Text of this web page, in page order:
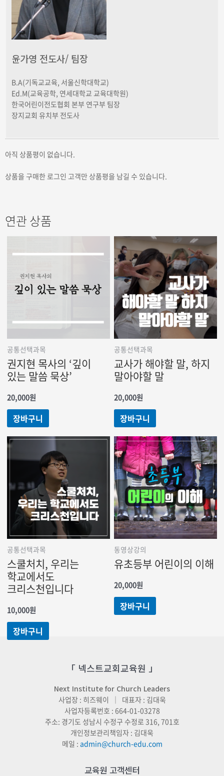
윤가영 전도사/ 팀장
B.A(기독교교육, 서울신학대학교)
Ed.M(교육공학, 연세대학교 교육대학원)
한국어린이전도협회 본부 연구부 팀장
장지교회 유치부 전도사
아직 상품평이 없습니다.
상품을 구매한 로그인 고객만 상품평을 남길 수 있습니다.
연관 상품
공통선택과목
권지현 목사의 ‘깊이
있는 말씀 묵상’
20,000원
장바구니
공통선택과목
교사가 해야할 말, 하지
말아야할 말
20,000원
장바구니
공통선택과목
스쿨처치, 우리는
학교에서도
크리스천입니다
10,000원
장바구니
동영상강의
유초등부 어린이의 이해
20,000원
장바구니
「 넥스트교회교육원 」
Next Institute for Church Leaders
사업장 : 히즈웨이 ｜ 대표자 : 김대욱
사업자등록번호 : 664-01-03278
주소: 경기도 성남시 수정구 수정로 316, 701호
개인정보관리책임자 : 김대욱
메일 : admin@church-edu.com
교육원 고객센터